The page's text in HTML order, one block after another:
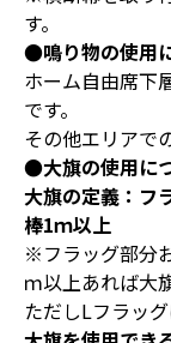
す。
●鳴り物の使用
ホーム自由席下
です。
その他エリアで
●大旗の使用に
大旗の定義：フ
棒1ｍ以上
※フラッグ部分
ｍ以上あれば大
ただしLフラッ